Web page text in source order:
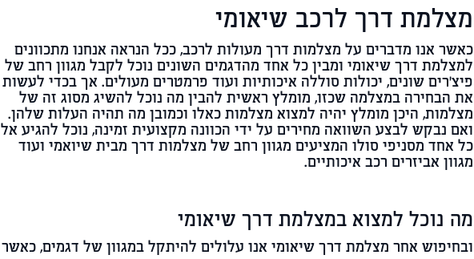
מצלמת דרך לרכב שיאומי
כאשר אנו מדברים על מצלמות דרך מעולות לרכב, ככל הנראה אנחנו מתכוונים
למצלמת דרך שיאומי ומבין כל אחד מהדגמים השונים נוכל לקבל מגוון רחב של
פיצ'רים שונים, יכולות סוללה איכותיות ועוד פרמטרים מעולים. אך בכדי לעשות
את הבחירה במצלמה שכזו, מומלץ ראשית להבין מה נוכל להשיג מסוג זה של
מצלמות, היכן מומלץ יהיה למצוא מצלמות כאלו וכמובן מה תהיה העלות שלהן.
ואם נבקש לבצע השוואה מחירים על ידי הכוונה מקצועית זמינה, נוכל להגיע אל
כל אחד מסניפי סולו המציעים מגוון רחב של מצלמות דרך מבית שיואמי ועוד
מגוון אביזרים רכב איכותיים.
מה נוכל למצוא במצלמת דרך שיאומי
ובחיפוש אחר מצלמת דרך שיאומי אנו עלולים להיתקל במגוון של דגמים, כאשר